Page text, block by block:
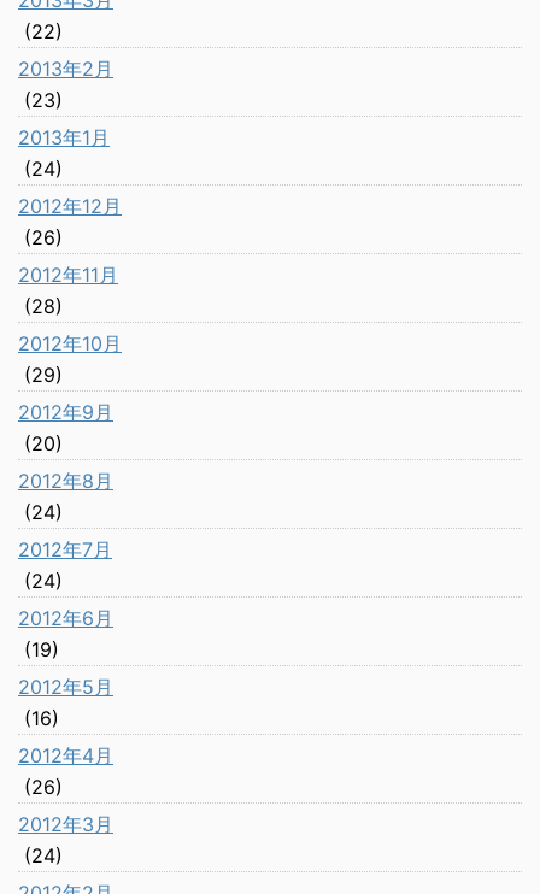
(22)
2013年2月
(23)
2013年1月
(24)
2012年12月
(26)
2012年11月
(28)
2012年10月
(29)
2012年9月
(20)
2012年8月
(24)
2012年7月
(24)
2012年6月
(19)
2012年5月
(16)
2012年4月
(26)
2012年3月
(24)